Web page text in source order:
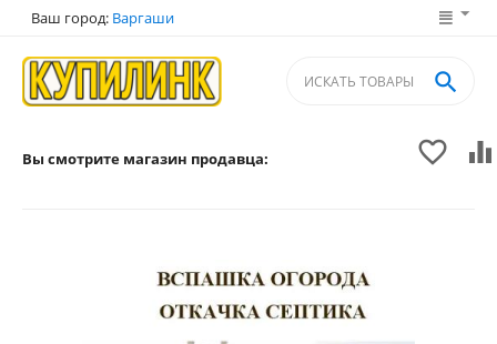
Ваш город: Варгаши
 

Вы смотрите магазин продавца: